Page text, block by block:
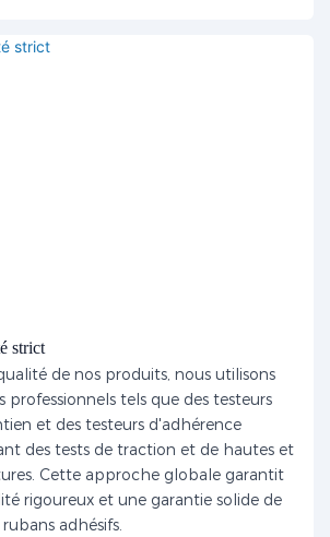
strict
de nos produits, nous utilisons
professionnels tels que des testeurs
et des testeurs d'adhérence
des tests de traction et de hautes et
Cette approche globale garantit
rigoureux et une garantie solide de
adhésifs.